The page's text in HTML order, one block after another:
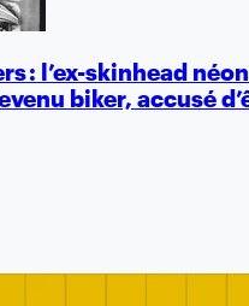
: l’ex-skinhead
biker, accusé